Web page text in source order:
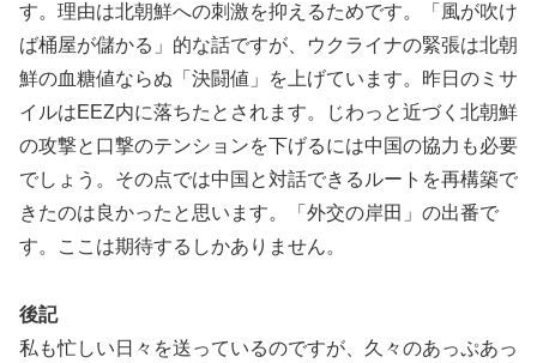
す。理由は北朝鮮への刺激を抑えるためです。「風が吹け
ば桶屋が儲かる」的な話ですが、ウクライナの緊張は北朝
鮮の血糖値ならぬ「決闘値」を上げています。昨日のミサ
イルはEEZ内に落ちたとされます。じわっと近づく北朝鮮
の攻撃と口撃のテンションを下げるには中国の協力も必要
でしょう。その点では中国と対話できるルートを再構築で
きたのは良かったと思います。「外交の岸田」の出番で
す。ここは期待するしかありません。
後記
私も忙しい日々を送っているのですが、久々のあっぷあっ